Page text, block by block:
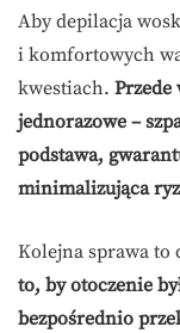
Aby depilacja
i komfortowych
kwestiach. Przede
jednorazowe –
podstawa,
minimalizująca
Kolejna sprawa to
to, by otoczenie
bezpośrednio